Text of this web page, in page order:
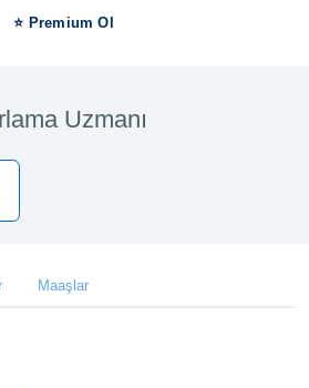
⭐ Premium Ol
Uzmanı
Maaşlar